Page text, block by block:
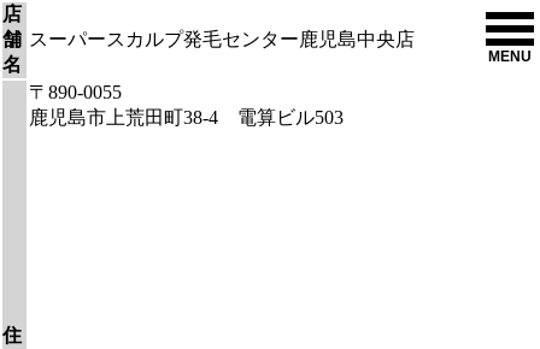
MENU
店
舗
名
スーパースカルプ発毛センター鹿児島中央店
住
〒890-0055
鹿児島市上荒田町38-4 電算ビル503